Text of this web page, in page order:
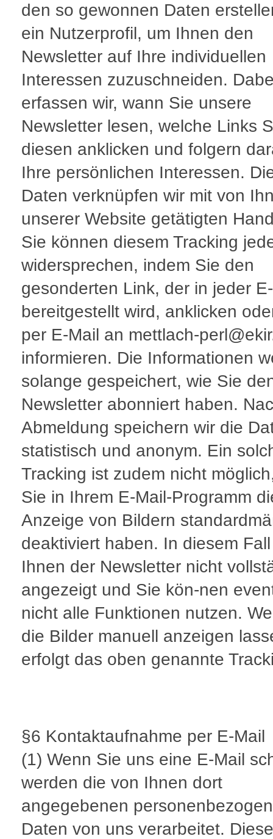
den so gewonnen Daten
ein Nutzerprofil, um Ihnen den
Newsletter auf Ihre individuellen
Interessen zuzuschneiden.
erfassen wir, wann Sie unsere
Newsletter lesen, welche Links
diesen anklicken und folgern
Ihre persönlichen Interessen.
Daten verknüpfen wir mit von
unserer Website getätigten
Sie können diesem Tracking
widersprechen, indem Sie den
gesonderten Link, der in jeder
bereitgestellt wird, anklicken
per E-Mail an mettlach-
informieren. Die Informationen
solange gespeichert, wie Sie
Newsletter abonniert haben.
Abmeldung speichern wir die
statistisch und anonym. Ein
Tracking ist zudem nicht
Sie in Ihrem E-Mail-Programm
Anzeige von Bildern
deaktiviert haben. In diesem
Ihnen der Newsletter nicht
angezeigt und Sie kön-nen
nicht alle Funktionen nutzen.
die Bilder manuell anzeigen
erfolgt das oben genannte
§6 Kontaktaufnahme per E-Mail
(1) Wenn Sie uns eine E-Mail
werden die von Ihnen dort
angegebenen
Daten von uns verarbeitet. Diese